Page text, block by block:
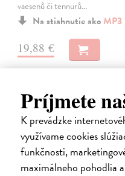
Príjmete
K prevádzke
využívame cookies
funkčnosti,
maximálneho pohodlia
vaesenů či tennurů…
Na stiahnutie ako MP3
19,88 €